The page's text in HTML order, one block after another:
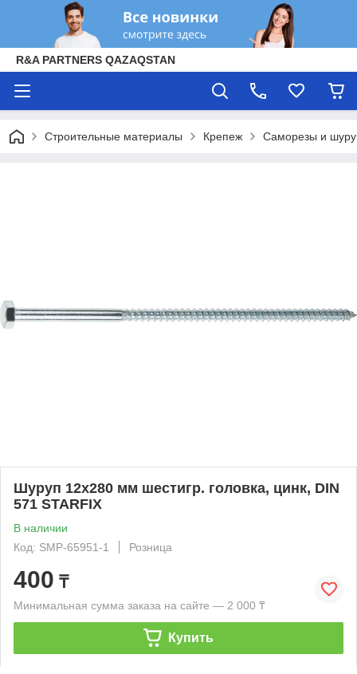
R&A PARTNERS QAZAQSTAN
Строительные материалы Крепеж Саморезы и
Шуруп 12х280 мм шестигр. головка, цинк, DIN
571 STARFIX
В наличии
Код: SMP-65951-1
Розница
400 ₸
Минимальная сумма заказа на сайте — 2 000 ₸
Купить